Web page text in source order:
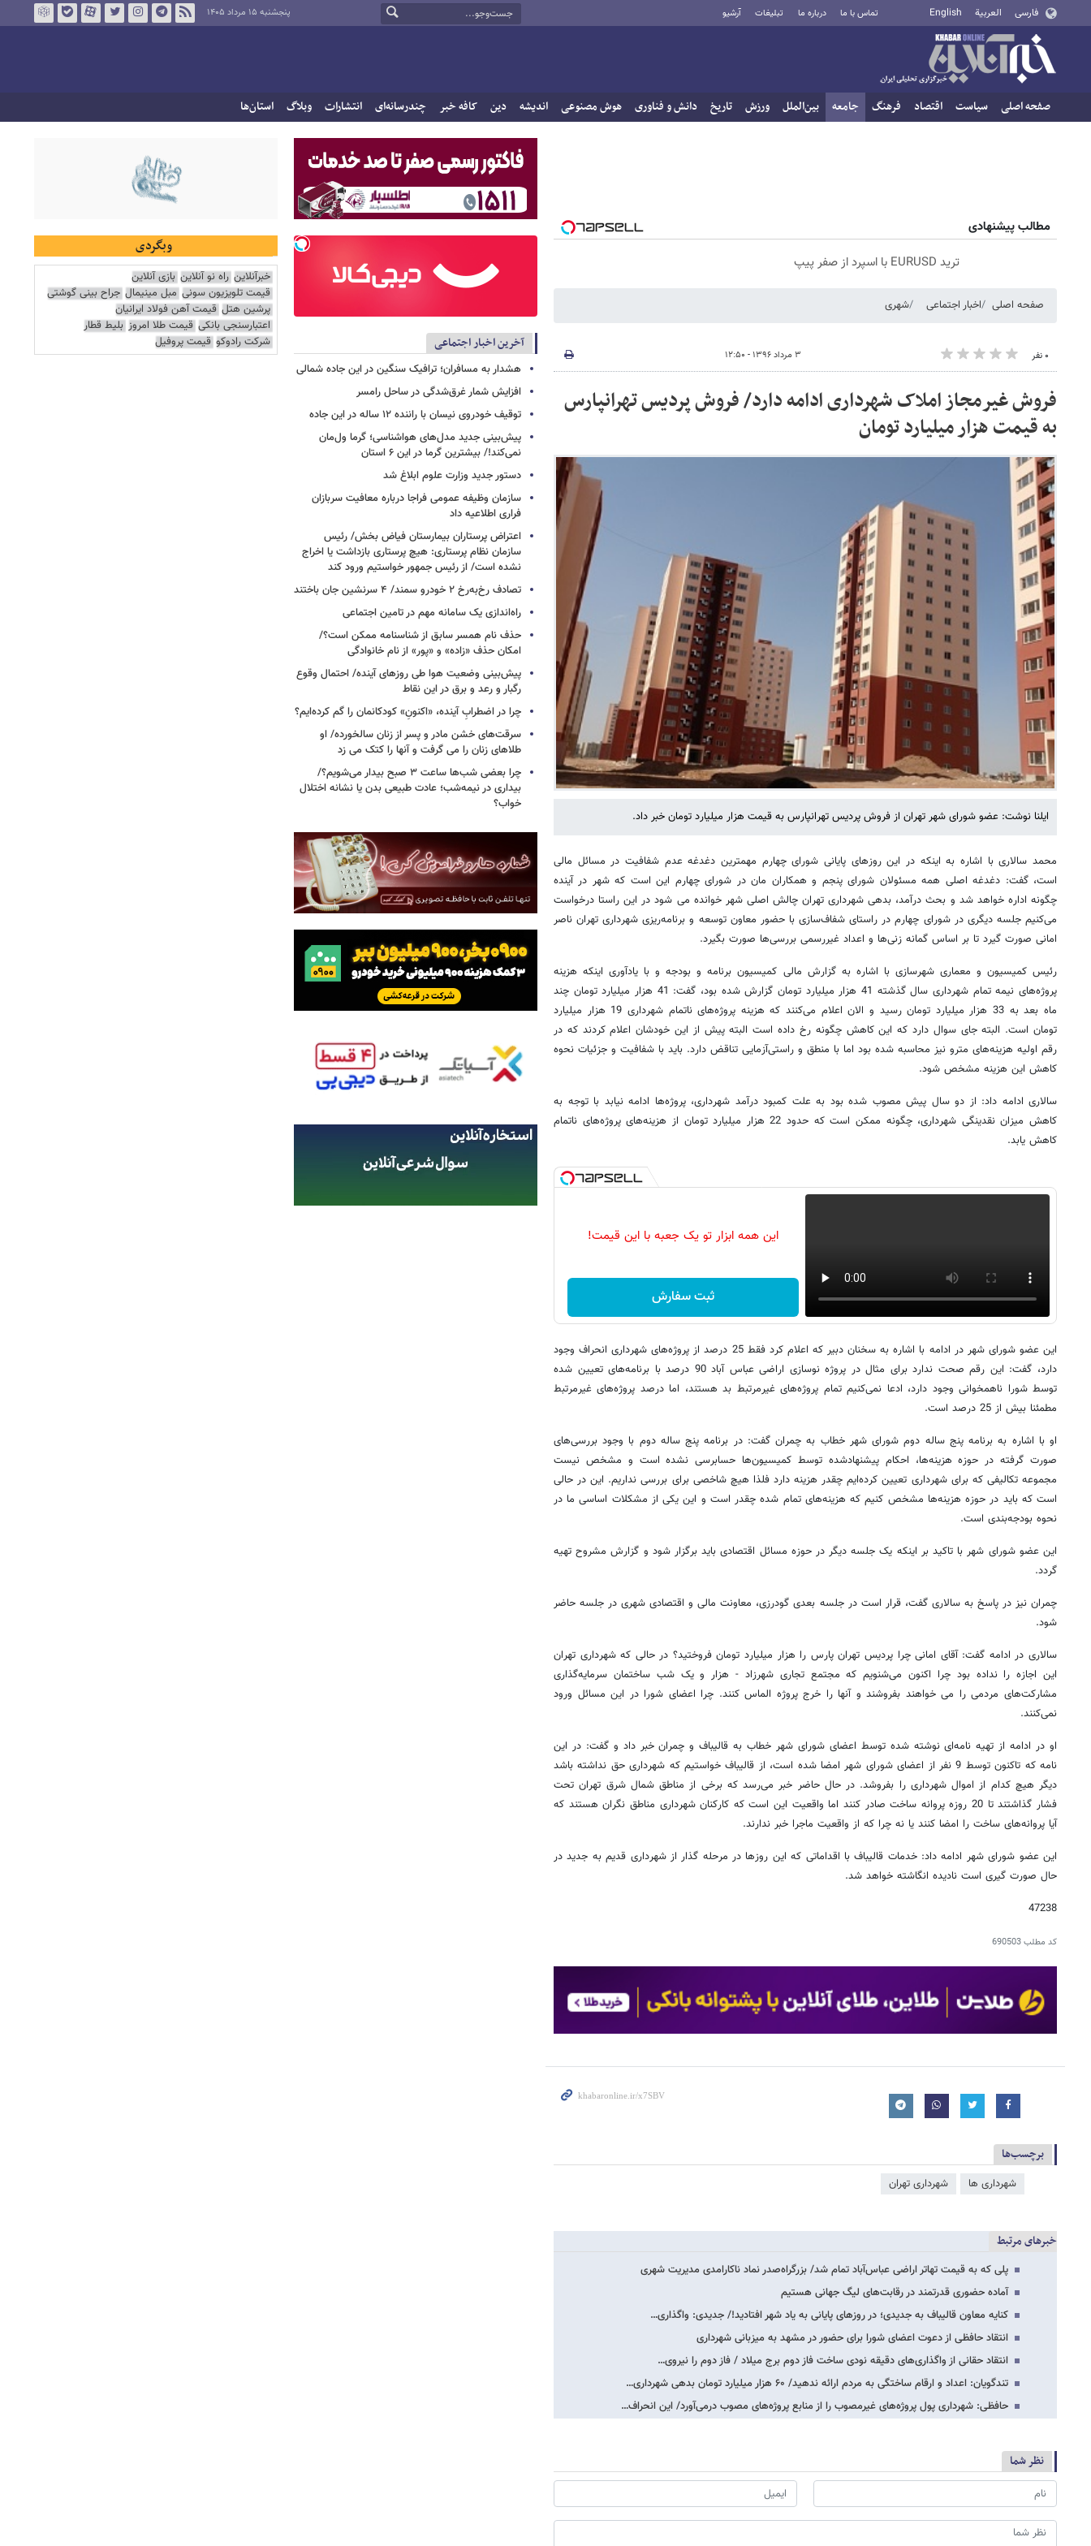
فارسی العربية English تماس با ما درباره ما تبلیغات آرشیو پنجشنبه ۱۵ مرداد ۱۴۰۵
صفحه اصلی سیاست اقتصاد فرهنگ جامعه بین‌الملل ورزش تاریخ دانش و فناوری هوش مصنوعی اندیشه دین کافه خبر چندرسانه‌ای انتشارات وبلاگ استان‌ها
مطالب پیشنهادی
ترید EURUSD با اسپرد از صفر پیپ
صفحه اصلی اخبار اجتماعی شهری
۰ نفر ۳ مرداد ۱۳۹۶ - ۱۲:۵۰
فروش غیرمجاز املاک شهرداری ادامه دارد/ فروش پردیس تهرانپارس
به قیمت هزار میلیارد تومان
ایلنا نوشت: عضو شورای شهر تهران از فروش پردیس تهرانپارس به قیمت هزار میلیارد تومان خبر داد.
محمد سالاری با اشاره به اینکه در این روزهای پایانی شورای چهارم مهمترین دغدغه عدم شفافیت در مسائل مالی
است، گفت: دغدغه اصلی همه مسئولان شورای پنجم و همکاران مان در شورای چهارم این است که شهر در آینده
چگونه اداره خواهد شد و بحث درآمد، بدهی شهرداری تهران چالش اصلی شهر خوانده می شود در این راستا درخواست
می‌کنیم جلسه دیگری در شورای چهارم در راستای شفاف‌سازی با حضور معاون توسعه و برنامه‌ریزی شهرداری تهران ناصر
امانی صورت گیرد تا بر اساس گمانه زنی‌ها و اعداد غیررسمی بررسی‌ها صورت بگیرد.
رئیس کمیسیون و معماری شهرسازی با اشاره به گزارش مالی کمیسیون برنامه و بودجه و با یادآوری اینکه هزینه
پروژه‌های نیمه تمام شهرداری سال گذشته 41 هزار میلیارد تومان گزارش شده بود، گفت: 41 هزار میلیارد تومان چند
ماه بعد به 33 هزار میلیارد تومان رسید و الان اعلام می‌کنند که هزینه پروژه‌های ناتمام شهرداری 19 هزار میلیارد
تومان است. البته جای سوال دارد که این کاهش چگونه رخ داده است البته پیش از این خودشان اعلام کردند که در
رقم اولیه هزینه‌های مترو نیز محاسبه شده بود اما با منطق و راستی‌آزمایی تناقض دارد. باید با شفافیت و جزئیات نحوه
کاهش این هزینه مشخص شود.
سالاری ادامه داد: از دو سال پیش مصوب شده بود به علت کمبود درآمد شهرداری، پروژه‌ها ادامه نیابد با توجه به
کاهش میزان نقدینگی شهرداری، چگونه ممکن است که حدود 22 هزار میلیارد تومان از هزینه‌های پروژه‌های ناتمام
کاهش یابد.
این همه ابزار تو یک جعبه با این قیمت!
ثبت سفارش
این عضو شورای شهر در ادامه با اشاره به سخنان دبیر که اعلام کرد فقط 25 درصد از پروژه‌های شهرداری انحراف وجود
دارد، گفت: این رقم صحت ندارد برای مثال در پروژه نوسازی اراضی عباس آباد 90 درصد با برنامه‌های تعیین شده
توسط شورا ناهمخوانی وجود دارد، ادعا نمی‌کنیم تمام پروژه‌های غیرمرتبط بد هستند، اما درصد پروژه‌های غیرمرتبط
مطمئنا بیش از 25 درصد است.
او با اشاره به برنامه پنج ساله دوم شورای شهر خطاب به چمران گفت: در برنامه پنج ساله دوم با وجود بررسی‌های
صورت گرفته در حوزه هزینه‌ها، احکام پیشنهادشده توسط کمیسیون‌ها حسابرسی نشده است و مشخص نیست
مجموعه تکالیفی که برای شهرداری تعیین کرده‌ایم چقدر هزینه دارد فلذا هیچ شاخصی برای بررسی نداریم. این در حالی
است که باید در حوزه هزینه‌ها مشخص کنیم که هزینه‌های تمام شده چقدر است و این یکی از مشکلات اساسی ما در
نحوه بودجه‌بندی است.
این عضو شورای شهر با تاکید بر اینکه یک جلسه دیگر در حوزه مسائل اقتصادی باید برگزار شود و گزارش مشروح تهیه
گردد.
چمران نیز در پاسخ به سالاری گفت، قرار است در جلسه بعدی گودرزی، معاونت مالی و اقتصادی شهری در جلسه حاضر
شود.
سالاری در ادامه گفت: آقای امانی چرا پردیس تهران پارس را هزار میلیارد تومان فروختید؟ در حالی که شهرداری تهران
این اجازه را نداده بود چرا اکنون می‌شنویم که مجتمع تجاری شهرزاد - هزار و یک شب ساختمان سرمایه‌گذاری
مشارکت‌های مردمی را می خواهند بفروشند و آنها را خرج پروژه الماس کنند. چرا اعضای شورا در این مسائل ورود
نمی‌کنند.
او در ادامه از تهیه نامه‌ای نوشته شده توسط اعضای شورای شهر خطاب به قالیباف و چمران خبر داد و گفت: در این
نامه که تاکنون توسط 9 نفر از اعضای شورای شهر امضا شده است، از قالیباف خواستیم که شهرداری حق نداشته باشد
دیگر هیچ کدام از اموال شهرداری را بفروشد. در حال حاضر خبر می‌رسد که برخی از مناطق شمال شرق تهران تحت
فشار گذاشتند تا 20 روزه پروانه ساخت صادر کنند اما واقعیت این است که کارکنان شهرداری مناطق نگران هستند که
آیا پروانه‌های ساخت را امضا کنند یا نه چرا که از واقعیت ماجرا خبر ندارند.
این عضو شورای شهر ادامه داد: خدمات قالیباف با اقداماتی که این روزها در مرحله گذار از شهرداری قدیم به جدید در
حال صورت گیری است نادیده انگاشته خواهد شد.
47238
کد مطلب690503
برچسب‌ها
شهرداری ها شهرداری تهران
خبرهای مرتبط
پلی که به قیمت تهاتر اراضی عباس‌آباد تمام شد/ بزرگراه‌صدر نماد ناکارامدی مدیریت شهری
آماده حضوری قدرتمند در رقابت‌های لیگ جهانی هستیم
کنایه معاون قالیباف به جدیدی؛ در روزهای پایانی به یاد شهر افتادید!/ جدیدی: واگذاری…
انتقاد حافظی از دعوت اعضای شورا برای حضور در مشهد به میزبانی شهرداری
انتقاد حقانی از واگذاری‌های دقیقه نودی ساخت فاز دوم برج میلاد / فاز دوم را نیروی…
تندگویان: اعداد و ارقام ساختگی به مردم ارائه ندهید/ ۶۰ هزار میلیارد تومان بدهی شهرداری…
حافظی: شهرداری پول پروژه‌های غیرمصوب را از منابع پروژه‌های مصوب درمی‌آورد/ این انحراف…
نظر شما
آخرین اخبار اجتماعی
هشدار به مسافران؛ ترافیک سنگین در این جاده شمالی
افزایش شمار غرق‌شدگی در ساحل رامسر
توقیف خودروی نیسان با راننده ۱۲ ساله در این جاده
پیش‌بینی جدید مدل‌های هواشناسی؛ گرما ول‌مان
نمی‌کند!/ بیشترین گرما در این ۶ استان
دستور جدید وزارت علوم ابلاغ شد
سازمان وظیفه عمومی فراجا درباره معافیت سربازان
فراری اطلاعیه داد
اعتراض پرستاران بیمارستان فیاض بخش/ رئیس
سازمان نظام پرستاری: هیچ پرستاری بازداشت یا اخراج
نشده است/ از رئیس جمهور خواستیم ورود کند
تصادف رخ‌به‌رخ ۲ خودرو سمند/ ۴ سرنشین جان باختند
راه‌اندازی یک سامانه مهم در تامین اجتماعی
حذف نام همسر سابق از شناسنامه ممکن است؟/
امکان حذف «زاده» و «پور» از نام خانوادگی
پیش‌بینی وضعیت هوا طی روزهای آینده/ احتمال وقوع
رگبار و رعد و برق در این نقاط
چرا در اضطرابِ آینده، «اکنونِ» کودکانمان را گم کرده‌ایم؟
سرقت‌های خشن مادر و پسر از زنان سالخورده/ او
طلاهای زنان را می گرفت و آنها را کتک می زد
چرا بعضی شب‌ها ساعت ۳ صبح بیدار می‌شویم؟/
بیداری در نیمه‌شب؛ عادت طبیعی بدن یا نشانه اختلال
خواب؟
وبگردی
خبرآنلاین راه نو آنلاین بازی آنلاین
قیمت تلویزیون سونی مبل مینیمال جراح بینی گوشتی
پرشین هتل قیمت آهن فولاد ایرانیان
اعتبارسنجی بانکی قیمت طلا امروز بلیط قطار
شرکت رادوکو قیمت پروفیل